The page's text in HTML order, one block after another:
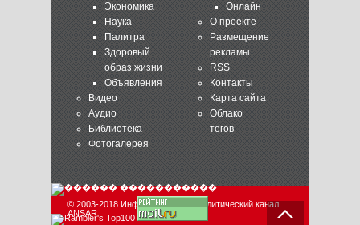
Экономика
Наука
Палитра
Здоровый
образ жизни
Объявления
Видео
Аудио
Библиотека
Фотогалерея
Онлайн
О проекте
Размещение
рекламы
RSS
Контакты
Карта сайта
Облако
тегов
© 2003-2018 Информационно-аналитический канал
ANSAR